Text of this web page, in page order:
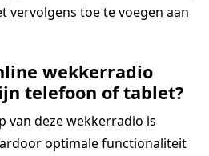
vervolgens toe te voegen aan
wekkerradio
telefoon of tablet?
van deze wekkerradio is
optimale functionaliteit